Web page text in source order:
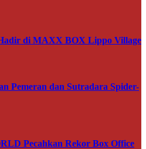
di MAXX BOX Lippo Village
Pemeran dan Sutradara Spider-
Pecahkan Rekor Box Office